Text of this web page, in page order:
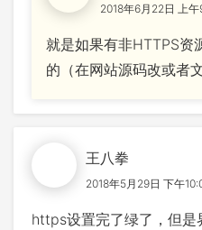
2018年6月22日 上
就是如果有非HTTPS
的（在网站源码改或者
王八拳
2018年5月29日 下午
https设置完了绿了，但是